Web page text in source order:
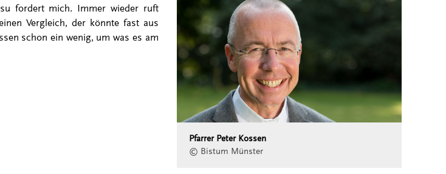
Pfarrer Peter Kossen
© Bistum Münster
fordert mich. Immer wieder ruft
Vergleich, der könnte fast aus
schon ein wenig, um was es am